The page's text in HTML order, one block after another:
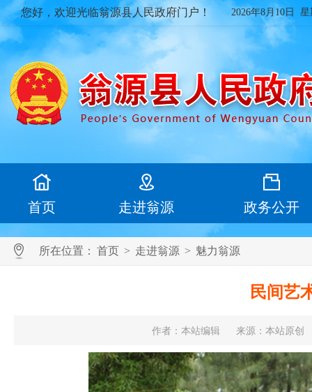
您好，欢迎光临翁源县人民政府门户！ 2026年8月10日 星
首页 走进翁源 政务公开
所在位置： 首页 > 走进翁源 > 魅力翁源
民间艺
作者：本站编辑 来源：本站原创